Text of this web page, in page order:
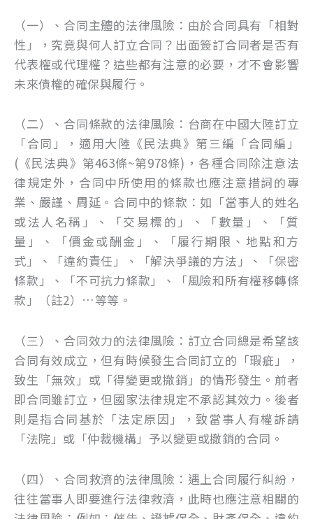
（一）、合同主體的法律風險：由於合同具有「相對
性」，究竟與何人訂立合同？出面簽訂合同者是否有
代表權或代理權？這些都有注意的必要，才不會影響
未來債權的確保與履行。
（二）、合同條款的法律風險：台商在中國大陸訂立
「合同」，適用大陸《民法典》第三編「合同編」
(《民法典》第463條~第978條)，各種合同除注意法
律規定外，合同中所使用的條款也應注意措詞的專
業、嚴謹、周延。合同中的條款：如「當事人的姓名
或法人名稱」、「交易標的」、「數量」、「質
量」、「價金或酬金」、「履行期限、地點和方
式」、「違約責任」、「解決爭議的方法」、「保密
條款」、「不可抗力條款」、「風險和所有權移轉條
款」（註2）…等等。
（三）、合同效力的法律風險：訂立合同總是希望該
合同有效成立，但有時候發生合同訂立的「瑕疵」，
致生「無效」或「得變更或撤銷」的情形發生。前者
即合同雖訂立，但國家法律規定不承認其效力。後者
則是指合同基於「法定原因」，致當事人有權訴請
「法院」或「仲裁機構」予以變更或撤銷的合同。
（四）、合同救濟的法律風險：遇上合同履行糾紛，
往往當事人即要進行法律救濟，此時也應注意相關的